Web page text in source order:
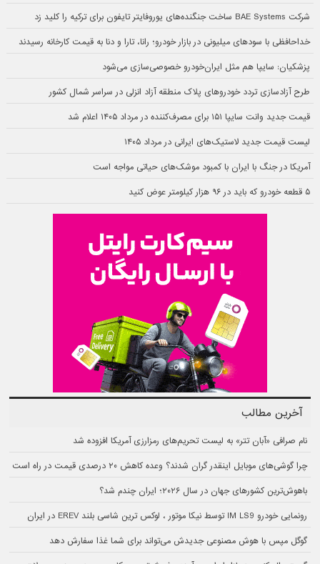
شرکت BAE Systems ساخت جنگنده‌های یوروفایتر تایفون برای ترکیه را کلید زد
خداحافظی با سودهای میلیونی در بازار خودرو؛ رانا، تارا و دنا به قیمت کارخانه رسیدند
پزشکیان: سایپا هم مثل ایران‌خودرو خصوصی‌سازی می‌شود
طرح آزادسازی تردد خودروهای پلاک منطقه آزاد انزلی در سراسر شمال کشور
قیمت جدید وانت سایپا ۱۵۱ برای مصرف‌کننده در مرداد ۱۴۰۵ اعلام شد
لیست قیمت جدید لاستیک‌های ایرانی در مرداد ۱۴۰۵
آمریکا در جنگ با ایران با کمبود موشک‌های حیاتی مواجه است
۵ قطعه خودرو که باید در ۹۶ هزار کیلومتر عوض کنید
آخرین مطالب
نام صرافی «آبان‌ تتر» به لیست تحریم‌های رمزارزی آمریکا افزوده شد
چرا گوشی‌های موبایل اینقدر گران شدند؟ وعده کاهش ۲۰ درصدی قیمت در راه است
باهوش‌ترین کشورهای جهان در سال ۲۰۲۶؛ ایران چندم شد؟
رونمایی خودرو IM LS9 توسط نیکا موتور ، لوکس ترین شاسی بلند EREV در ایران
گوگل مپس با هوش مصنوعی جدیدش می‌تواند برای شما غذا سفارش دهد